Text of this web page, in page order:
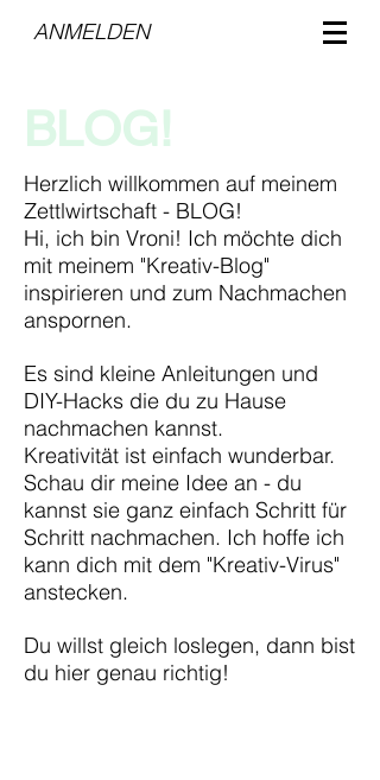
ANMELDEN
BLOG!
Herzlich willkommen auf meinem
Zettlwirtschaft - BLOG!
Hi, ich bin Vroni! Ich möchte dich
mit meinem "Kreativ-Blog"
inspirieren und zum Nachmachen
anspornen.
Es sind kleine Anleitungen und
DIY-Hacks die du zu Hause
nachmachen kannst.
Kreativität ist einfach wunderbar.
Schau dir meine Idee an - du
kannst sie ganz einfach Schritt für
Schritt nachmachen. Ich hoffe ich
kann dich mit dem "Kreativ-Virus"
anstecken.
Du willst gleich loslegen, dann bist
du hier genau richtig!